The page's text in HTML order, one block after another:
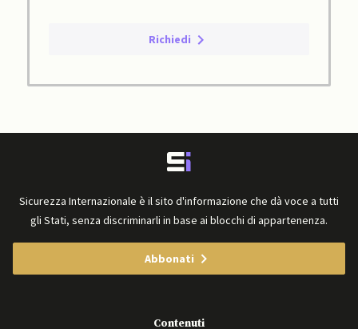
Richiedi
Sicurezza Internazionale è il sito d'informazione che dà voce a tutti
gli Stati, senza discriminarli in base ai blocchi di appartenenza.
Abbonati
Contenuti